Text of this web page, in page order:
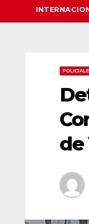
de